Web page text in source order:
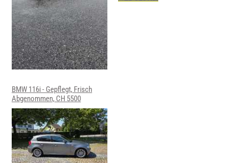
BMW 116i - Gepflegt, Frisch
Abgenommen, CH 5500